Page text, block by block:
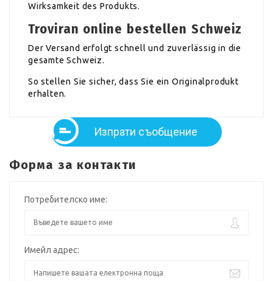
Wirksamkeit des Produkts.
Troviran online bestellen Schweiz
Der Versand erfolgt schnell und zuverlässig in die
gesamte Schweiz.
So stellen Sie sicher, dass Sie ein Originalprodukt
erhalten.
Изпрати съобщение
Форма за контакти
Потребителско име:
Имейл адрес: